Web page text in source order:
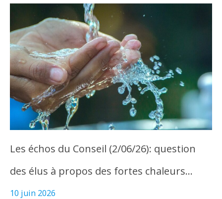
Les échos du Conseil (2/06/26): question
des élus à propos des fortes chaleurs…
10 juin 2026